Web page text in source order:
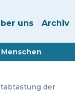
uns Archiv
Menschen
der